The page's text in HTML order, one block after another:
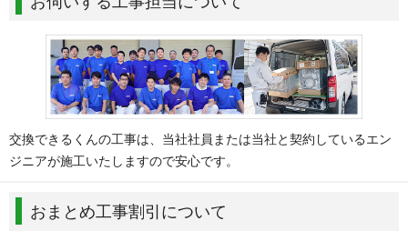
交換できるくんの工事は、当社社員または当社と契約しているエン
ジニアが施工いたしますので安心です。
おまとめ工事割引について